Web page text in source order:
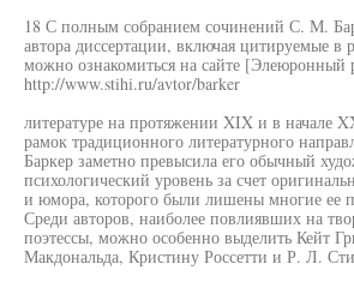
18 С полным собранием сочинений С. М.
автора диссертации, включая цитируемые в
можно ознакомиться на сайте [Элеюронный
http://www.stihi.ru/avtor/barker
литературе на протяжении XIX и в начале
рамок традиционного литературного
Баркер заметно превысила его обычный
психологический уровень за счет
и юмора, которого были лишены многие ее
Среди авторов, наиболее повлиявших на
поэтессы, можно особенно выделить Кейт
Макдональда, Кристину Россетти и Р. Л.